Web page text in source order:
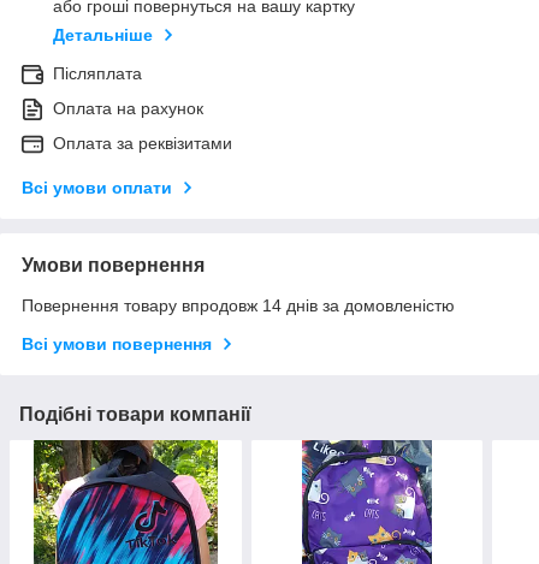
або гроші повернуться на вашу картку
Детальніше
Післяплата
Оплата на рахунок
Оплата за реквізитами
Всі умови оплати
Умови повернення
Повернення товару впродовж 14 днів за домовленістю
Всі умови повернення
Подібні товари компанії